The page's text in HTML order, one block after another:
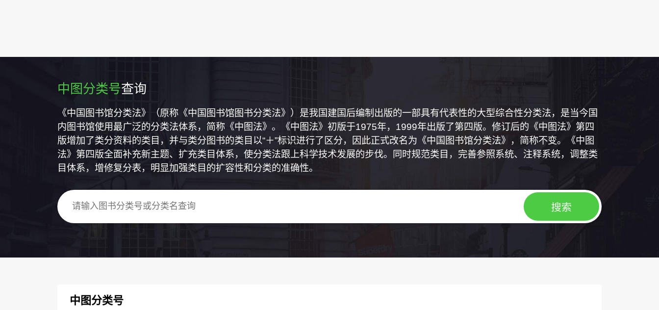
中图分类号查询
《中国图书馆分类法》（原称《中国图书馆图书分类法》）是我国建国后编制出版的一部具有代表性的大型综合性分类法，是当今国
内图书馆使用最广泛的分类法体系，简称《中图法》。《中图法》初版于1975年，1999年出版了第四版。修订后的《中图法》第四
版增加了类分资料的类目，并与类分图书的类目以“＋”标识进行了区分，因此正式改名为《中国图书馆分类法》，简称不变。《中图
法》第四版全面补充新主题、扩充类目体系，使分类法跟上科学技术发展的步伐。同时规范类目，完善参照系统、注释系统，调整类
目体系，增修复分表，明显加强类目的扩容性和分类的准确性。
中图分类号